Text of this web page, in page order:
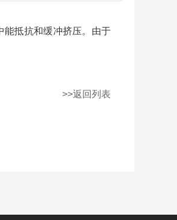
能抵抗和缓冲挤压。由于
>>返回列表